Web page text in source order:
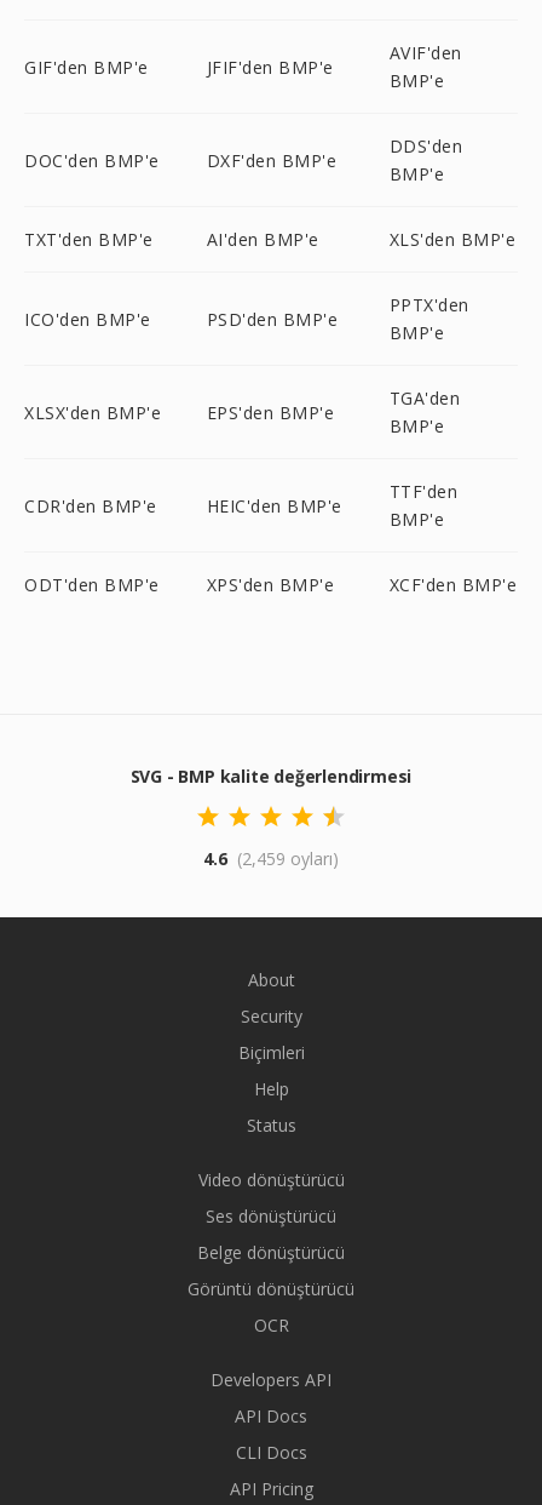
GIF'den BMP'e JFIF'den BMP'e
AVIF'den
BMP'e
DOC'den BMP'e DXF'den BMP'e
DDS'den
BMP'e
TXT'den BMP'e AI'den BMP'e XLS'den BMP'e
ICO'den BMP'e PSD'den BMP'e
PPTX'den
BMP'e
XLSX'den BMP'e EPS'den BMP'e
TGA'den
BMP'e
CDR'den BMP'e HEIC'den BMP'e
TTF'den
BMP'e
ODT'den BMP'e XPS'den BMP'e XCF'den BMP'e
SVG - BMP kalite değerlendirmesi
4.6 (2,459 oyları)
About
Security
Biçimleri
Help
Status
Video dönüştürücü
Ses dönüştürücü
Belge dönüştürücü
Görüntü dönüştürücü
OCR
Developers API
API Docs
CLI Docs
API Pricing